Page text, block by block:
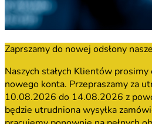
Zaprszamy do nowej odsłony
Naszych stałych Klientów prosimy
nowego konta. Przepraszamy za
10.08.2026 do 14.08.2026 z
będzie utrudniona wysyłka